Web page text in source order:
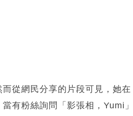
從網民分享的片段可見，她在
有粉絲詢問「影張相，Yumi」